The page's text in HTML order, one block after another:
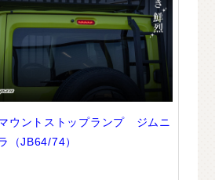
ウントストップランプ ジムニ
（JB64/74）